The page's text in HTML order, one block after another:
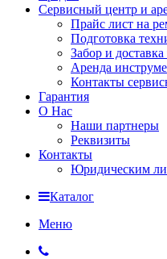
Сервисный центр и
Прайс лист на
Подготовка
Забор и
Аренда
Контакты
Гарантия
О Нас
Наши партнеры
Реквизиты
Контакты
Юридическим
Каталог
Меню